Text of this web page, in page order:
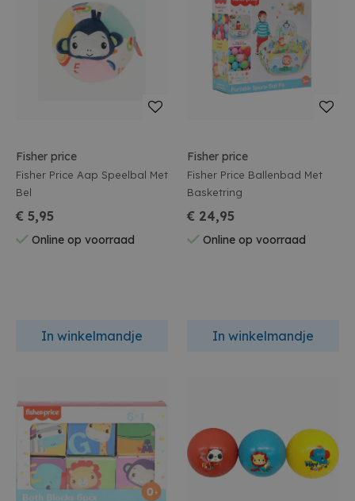
Fisher price
Fisher Price Aap Speelbal Met
Bel
€ 5,95
Online op voorraad
In winkelmandje
Fisher price
Fisher Price Ballenbad Met
Basketring
€ 24,95
Online op voorraad
In winkelmandje